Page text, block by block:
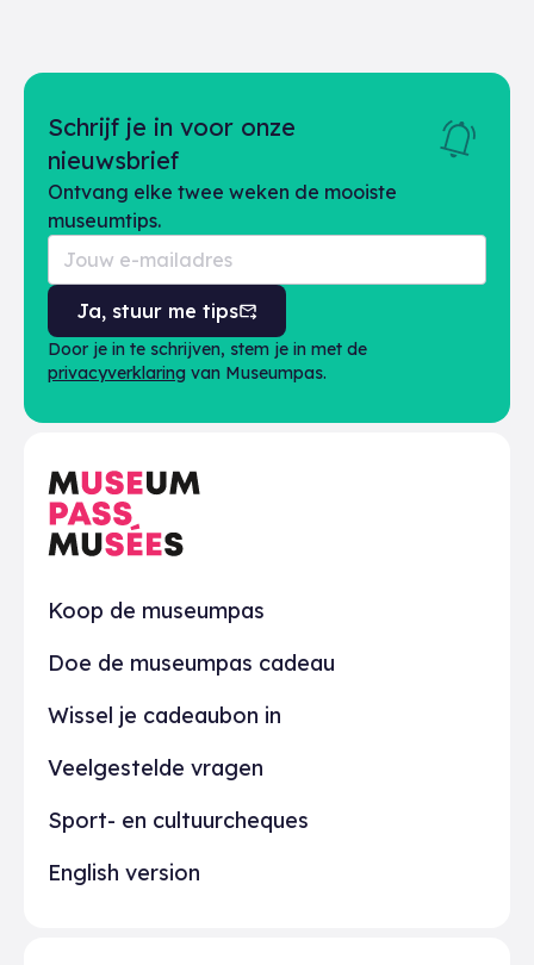
Praktisch
Koop de museumpas
Doe de museumpas cadeau
Wissel je cadeaubon in
Veelgestelde vragen
Sport- en cultuurcheques
English version
Schrijf je in voor onze
nieuwsbrief
Ontvang elke twee weken de mooiste
museumtips.
Ja, stuur me tips
Door je in te schrijven, stem je in met de
privacyverklaring van Museumpas.